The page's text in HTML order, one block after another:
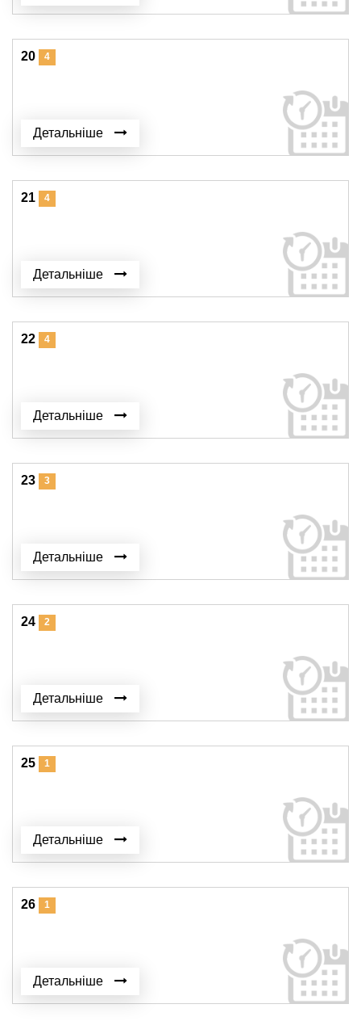
20 4
Детальніше
21 4
Детальніше
22 4
Детальніше
23 3
Детальніше
24 2
Детальніше
25 1
Детальніше
26 1
Детальніше